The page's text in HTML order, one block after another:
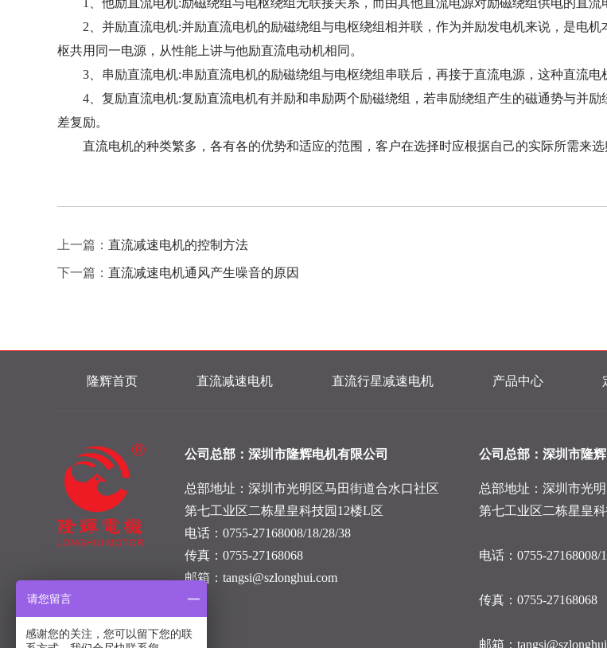
1、他励直流电机:励磁绕组与电枢绕组无联接关系，而由其他直流电源对励磁绕组供电的直流
2、并励直流电机:并励直流电机的励磁绕组与电枢绕组相并联，作为并励发电机来说，是电机
枢共用同一电源，从性能上讲与他励直流电动机相同。
3、串励直流电机:串励直流电机的励磁绕组与电枢绕组串联后，再接于直流电源，这种直流电
4、复励直流电机:复励直流电机有并励和串励两个励磁绕组，若串励绕组产生的磁通势与并励
差复励。
直流电机的种类繁多，各有各的优势和适应的范围，客户在选择时应根据自己的实际所需来选
上一篇： 直流减速电机的控制方法
下一篇： 直流减速电机通风产生噪音的原因
隆辉首页 直流减速电机 直流行星减速电机 产品中心
公司总部：深圳市隆辉电机有限公司
总部地址：深圳市光明区马田街道合水口社区
第七工业区二栋星皇科技园12楼L区
电话：0755-27168008/18/28/38
传真：0755-27168068
邮箱：tangsi@szlonghui.com
公司总部：深圳市隆
总部地址：深圳市光
第七工业区二栋星皇
电话：0755-27168008/
传真：0755-27168068
邮箱：
请您留言
感谢您的关注，您可以留下您的联